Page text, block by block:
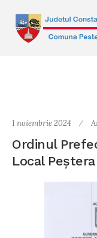
1 noiembrie 2024
Ordinul
Local Peștera